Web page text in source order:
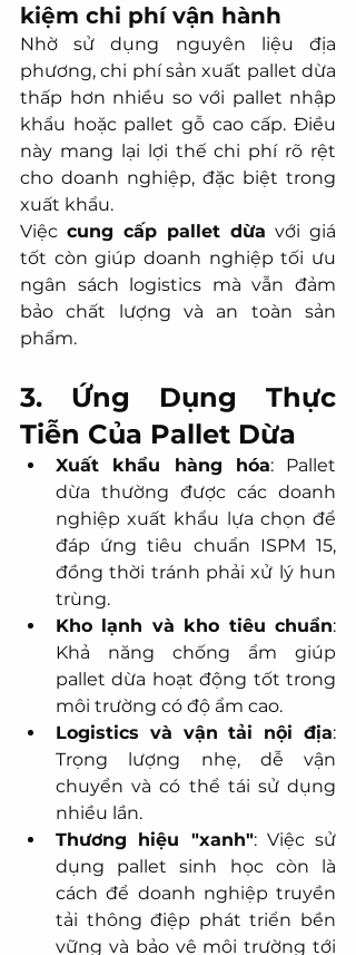
kiệm chi phí vận hành
Nhờ sử dụng nguyên liệu địa
phương, chi phí sản xuất pallet dừa
thấp hơn nhiều so với pallet nhập
khẩu hoặc pallet gỗ cao cấp. Điều
này mang lại lợi thế chi phí rõ rệt
cho doanh nghiệp, đặc biệt trong
xuất khẩu.
Việc cung cấp pallet dừa với giá
tốt còn giúp doanh nghiệp tối ưu
ngân sách logistics mà vẫn đảm
bảo chất lượng và an toàn sản
phẩm.
3. Ứng Dụng Thực
Tiễn Của Pallet Dừa
Xuất khẩu hàng hóa: Pallet
dừa thường được các doanh
nghiệp xuất khẩu lựa chọn để
đáp ứng tiêu chuẩn ISPM 15,
đồng thời tránh phải xử lý hun
trùng.
Kho lạnh và kho tiêu chuẩn:
Khả năng chống ẩm giúp
pallet dừa hoạt động tốt trong
môi trường có độ ẩm cao.
Logistics và vận tải nội địa:
Trọng lượng nhẹ, dễ vận
chuyển và có thể tái sử dụng
nhiều lần.
Thương hiệu "xanh": Việc sử
dụng pallet sinh học còn là
cách để doanh nghiệp truyền
tải thông điệp phát triển bền
vững và bảo vệ môi trường tới